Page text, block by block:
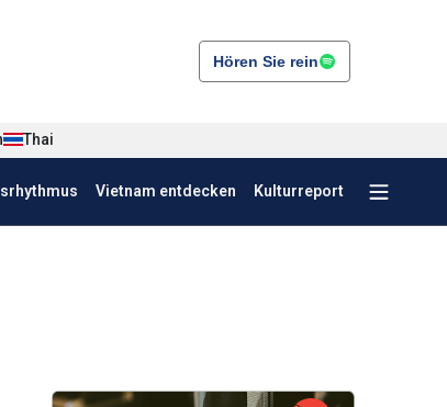
Hören Sie rein
Thai
Vietnam entdecken Kulturreport